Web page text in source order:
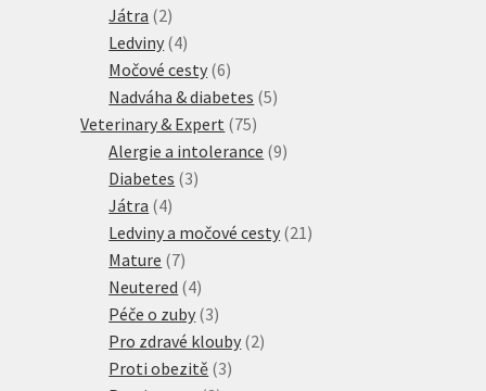
Játra 22
produkty
Ledviny 44
produkty
Močové cesty 66
produktů
Nadváha & diabetes 55
Veterinary & Expert 7575
produktů
Alergie a intolerance 99
Diabetes 33
Játra 44
produkty
Ledviny a močové cesty 21 21
Mature 77
produktů
Neutered 44
produkty
Péče o zuby 33
produkty
Pro zdravé klouby 22
Proti obezitě 33